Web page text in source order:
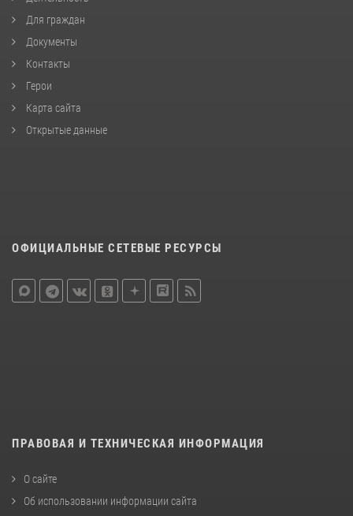
Для граждан
Документы
Контакты
Герои
Карта сайта
Открытые данные
ОФИЦИАЛЬНЫЕ СЕТЕВЫЕ РЕСУРСЫ
ПРАВОВАЯ И ТЕХНИЧЕСКАЯ ИНФОРМАЦИЯ
О сайте
Об использовании информации сайта